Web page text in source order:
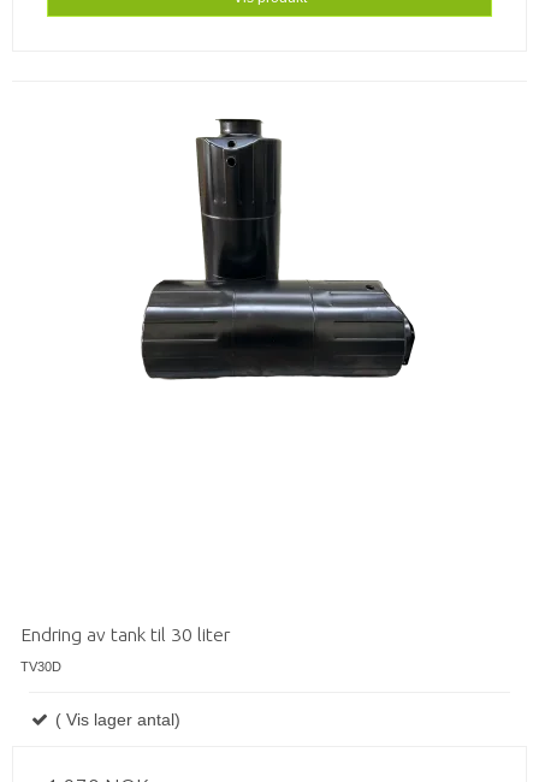
Endring av tank til 30 liter
TV30D
( Vis lager antal)